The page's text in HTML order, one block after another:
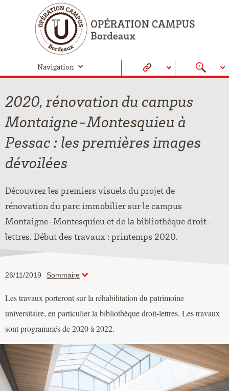
Navigation
2020, rénovation du campus
Montaigne-Montesquieu à
Pessac : les premières images
dévoilées
Découvrez les premiers visuels du projet de
rénovation du parc immobilier sur le campus
Montaigne-Montesquieu et de la bibliothèque droit-
lettres. Début des travaux : printemps 2020.
26/11/2019 Sommaire
Les travaux porteront sur la réhabilitation du patrimoine
universitaire, en particulier la bibliothèque droit-lettres. Les travaux
sont programmés de 2020 à 2022.